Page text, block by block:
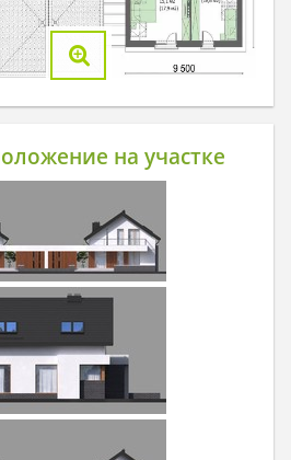
на участке